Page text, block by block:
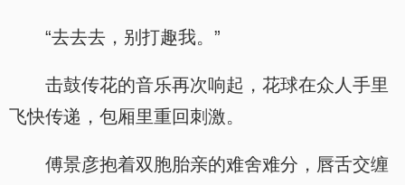
“去去去，别打趣我。”
击鼓传花的音乐再次响起，花球在众人手里
飞快传递，包厢里重回刺激。
傅景彦抱着双胞胎亲的难舍难分，唇舌交缠